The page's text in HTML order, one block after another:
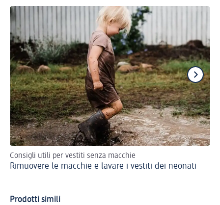
Consigli utili per vestiti senza macchie
Rimuovere le macchie e lavare i vestiti dei neonati
Prodotti simili